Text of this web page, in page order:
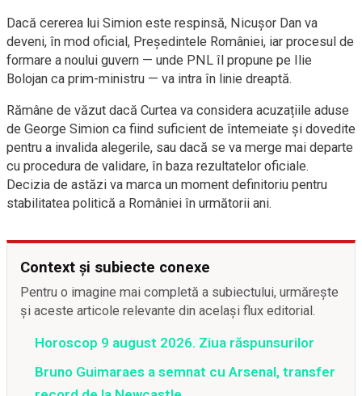
Dacă cererea lui Simion este respinsă, Nicușor Dan va
deveni, în mod oficial, Președintele României, iar procesul de
formare a noului guvern — unde PNL îl propune pe Ilie
Bolojan ca prim-ministru — va intra în linie dreaptă.
Rămâne de văzut dacă Curtea va considera acuzațiile aduse
de George Simion ca fiind suficient de întemeiate și dovedite
pentru a invalida alegerile, sau dacă se va merge mai departe
cu procedura de validare, în baza rezultatelor oficiale.
Decizia de astăzi va marca un moment definitoriu pentru
stabilitatea politică a României în următorii ani.
Context și subiecte conexe
Pentru o imagine mai completă a subiectului, urmărește
și aceste articole relevante din același flux editorial.
Horoscop 9 august 2026. Ziua răspunsurilor
Bruno Guimaraes a semnat cu Arsenal, transfer